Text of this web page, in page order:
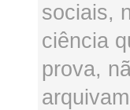
sociais,
ciência
prova,